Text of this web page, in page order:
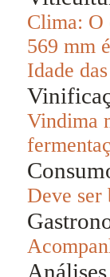
Clima: O
569 mm
Idade
Vindima
Deve ser